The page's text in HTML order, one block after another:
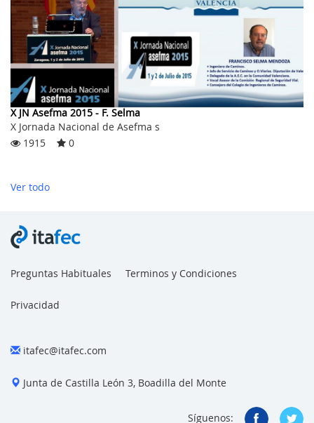
X JN Asefma 2015 - F. Selma
X Jornada Nacional de Asefma s
1915
0
Ver todo
Preguntas Habituales Terminos y Condiciones
Privacidad
itafec@itafec.com
Junta de Castilla León 3, Boadilla del Monte
Síguenos: